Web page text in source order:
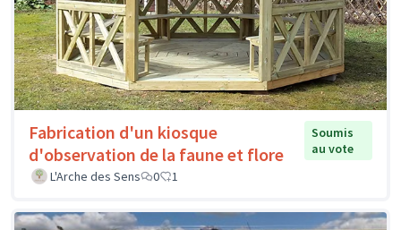
Fabrication d'un kiosque
d'observation de la faune et flore
Soumis
au vote
L'Arche des Sens
0 1